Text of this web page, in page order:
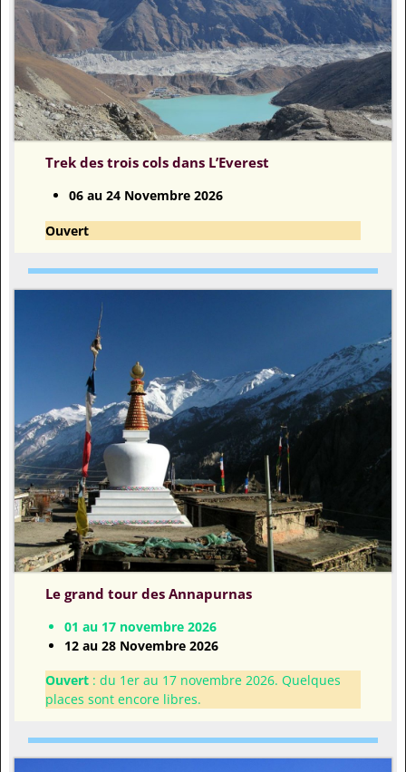
Trek des trois cols dans L’Everest
06 au 24 Novembre 2026
Ouvert
Le grand tour des Annapurnas
01 au 17 novembre 2026
12 au 28 Novembre 2026
Ouvert: du 1er au 17 novembre 2026. Quelques
places sont encore libres.